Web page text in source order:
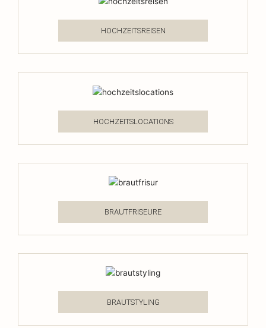
HOCHZEITSREISEN
HOCHZEITSLOCATIONS
BRAUTFRISEURE
BRAUTSTYLING